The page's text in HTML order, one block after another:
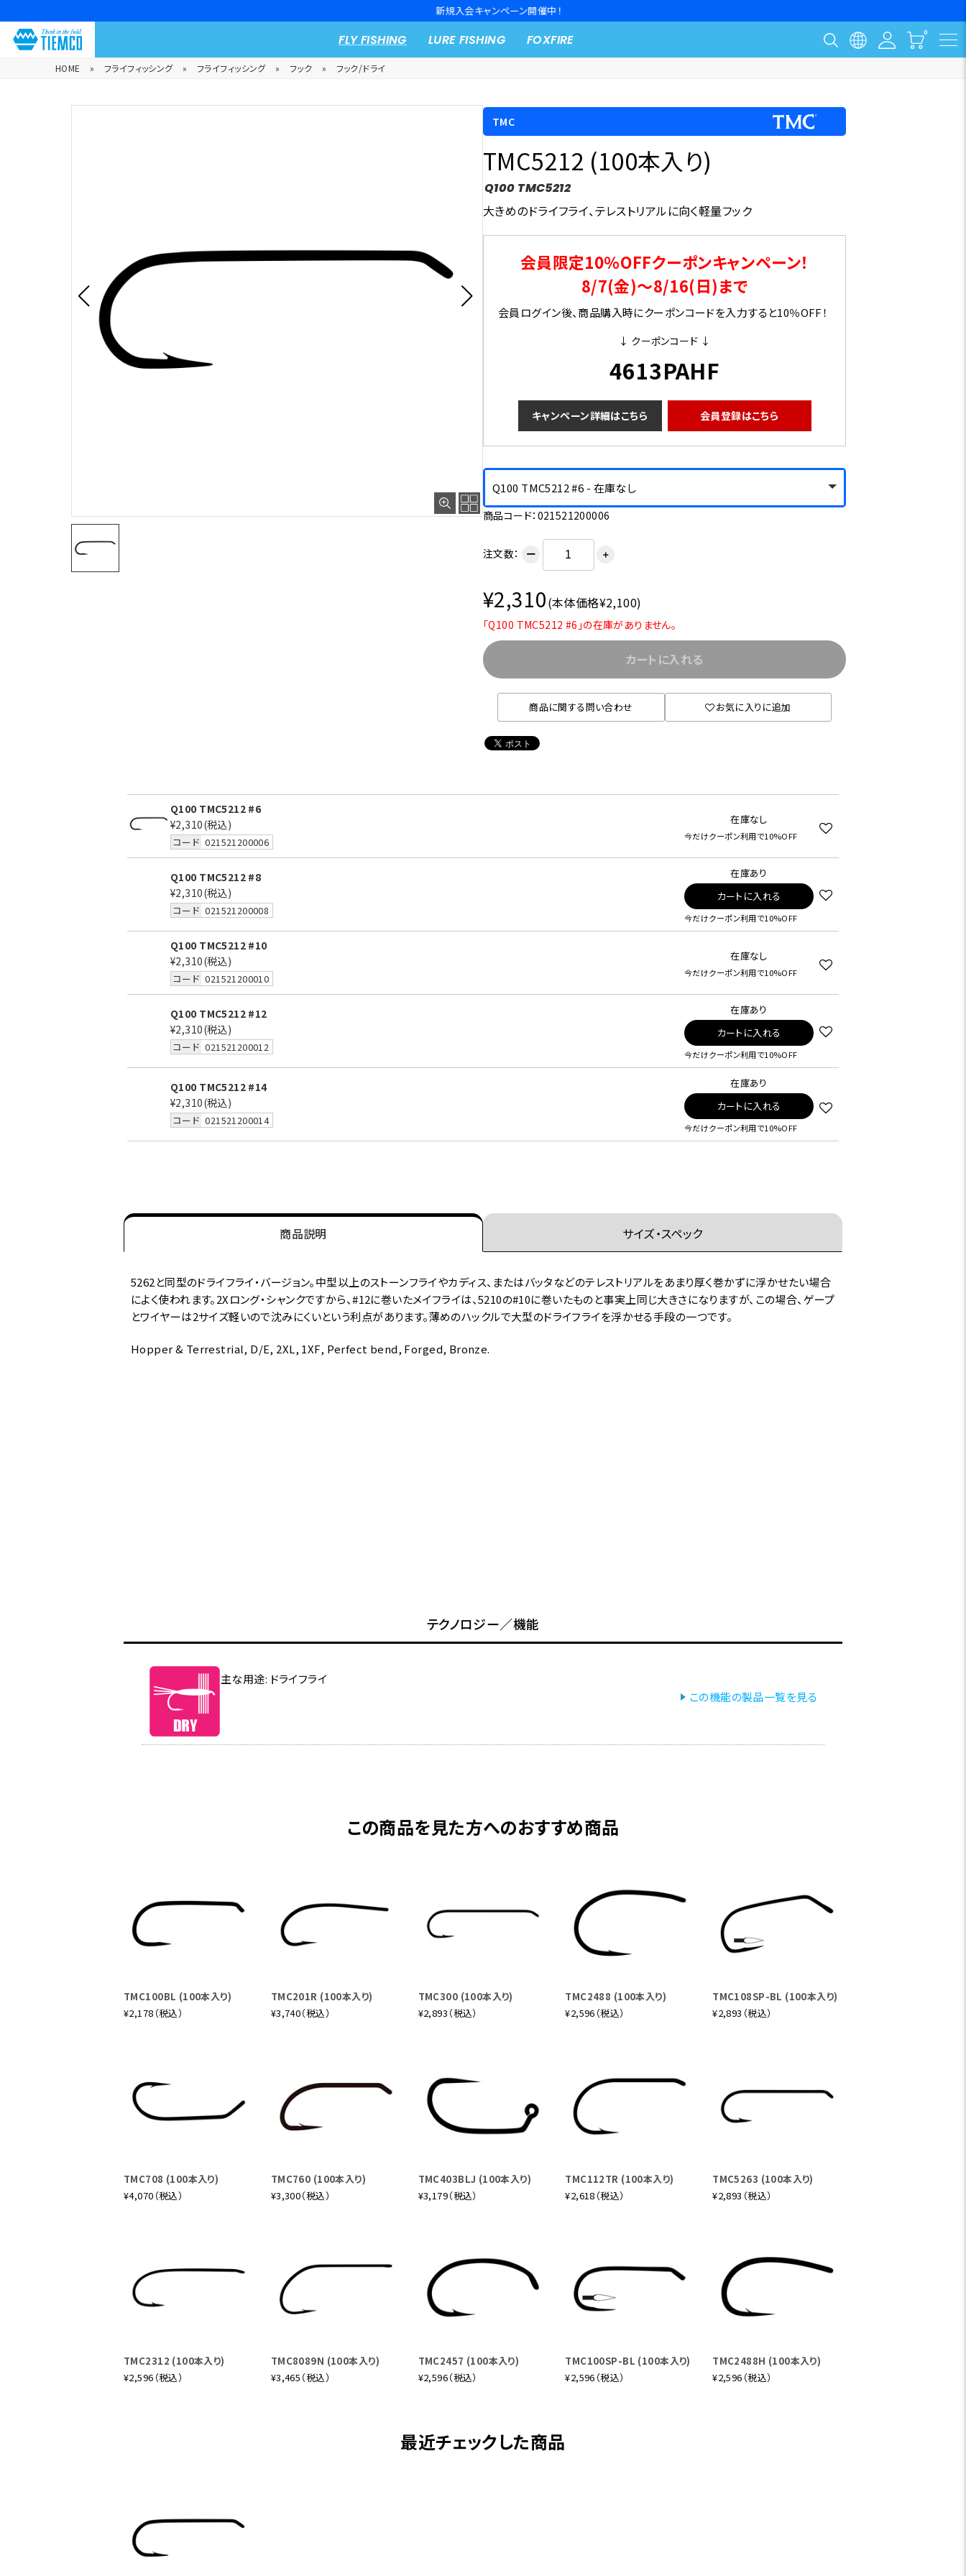
新規入会キャンペーン開催中！
FLY FISHING LURE FISHING FOXFIRE
HOME » フライフィッシング » フライフィッシング » フック » フック/ドライ
TMC
TMC5212 (100本入り)
Q100 TMC5212
大きめのドライフライ、テレストリアルに向く軽量フック
会員限定10％OFFクーポンキャンペーン！
8/7(金)～8/16(日)まで
会員ログイン後、商品購入時にクーポンコードを入力すると10％OFF！
↓ クーポンコード ↓
4613PAHF
キャンペーン詳細はこちら 会員登録はこちら
Q100 TMC5212 #6 - 在庫なし
商品コード：021521200006
注文数： ー ＋
¥2,310(本体価格¥2,100)
「Q100 TMC5212 #6」の在庫がありません。
カートに入れる
商品に関する問い合わせ お気に入りに追加
Q100 TMC5212 #6
¥2,310(税込)
コード 021521200006
在庫なし
今だけクーポン利用で10%OFF
Q100 TMC5212 #8
¥2,310(税込)
コード 021521200008
在庫あり
カートに入れる
今だけクーポン利用で10%OFF
Q100 TMC5212 #10
¥2,310(税込)
コード 021521200010
在庫なし
今だけクーポン利用で10%OFF
Q100 TMC5212 #12
¥2,310(税込)
コード 021521200012
在庫あり
カートに入れる
今だけクーポン利用で10%OFF
Q100 TMC5212 #14
¥2,310(税込)
コード 021521200014
在庫あり
カートに入れる
今だけクーポン利用で10%OFF
商品説明 サイズ・スペック
5262と同型のドライフライ・バージョン。中型以上のストーンフライやカディス、またはバッタなどのテレストリアルをあまり厚く巻かずに浮かせたい場合
によく使われます。2Xロング・シャンクですから、#12に巻いたメイフライは、5210の#10に巻いたものと事実上同じ大きさになりますが、この場合、ゲープ
とワイヤーは2サイズ軽いので沈みにくいという利点があります。薄めのハックルで大型のドライフライを浮かせる手段の一つです。
Hopper & Terrestrial, D/E, 2XL, 1XF, Perfect bend, Forged, Bronze.
テクノロジー／機能
主な用途: ドライフライ
この機能の製品一覧を見る
この商品を見た方へのおすすめ商品
TMC100BL (100本入り)
¥2,178（税込）
TMC201R (100本入り)
¥3,740（税込）
TMC300 (100本入り)
¥2,893（税込）
TMC2488 (100本入り)
¥2,596（税込）
TMC108SP-BL (100本入り)
¥2,893（税込）
TMC708 (100本入り)
¥4,070（税込）
TMC760 (100本入り)
¥3,300（税込）
TMC403BLJ (100本入り)
¥3,179（税込）
TMC112TR (100本入り)
¥2,618（税込）
TMC5263 (100本入り)
¥2,893（税込）
TMC2312 (100本入り)
¥2,596（税込）
TMC8089N (100本入り)
¥3,465（税込）
TMC2457 (100本入り)
¥2,596（税込）
TMC100SP-BL (100本入り)
¥2,596（税込）
TMC2488H (100本入り)
¥2,596（税込）
最近チェックした商品